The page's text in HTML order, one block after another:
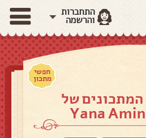
התחברות
והרשמה
חפשי
מתכון
של
Yana